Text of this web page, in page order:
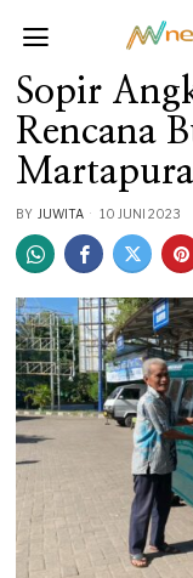
Sopir
Rencana
Martapura
BY JUWITA 10 JUNI 2023